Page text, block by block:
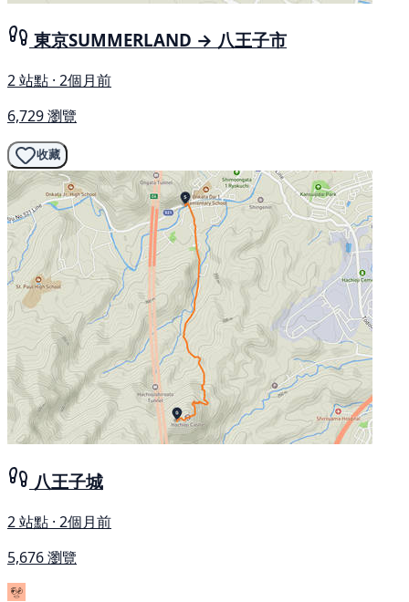
東京SUMMERLAND → 八王子市
2 站點 · 2個月前
6,729 瀏覽
收藏
八王子城
2 站點 · 2個月前
5,676 瀏覽